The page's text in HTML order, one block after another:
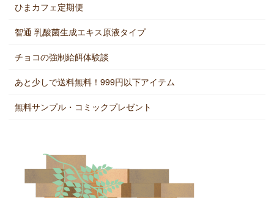
ひまカフェ定期便
智通 乳酸菌生成エキス原液タイプ
チョコの強制給餌体験談
あと少しで送料無料！999円以下アイテム
無料サンプル・コミックプレゼント